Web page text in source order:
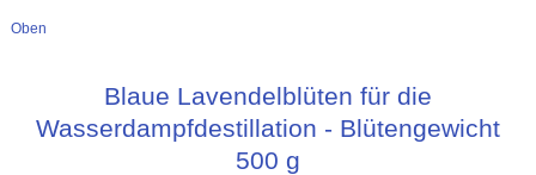
Oben
Blaue Lavendelblüten für die
Wasserdampfdestillation - Blütengewicht
500 g